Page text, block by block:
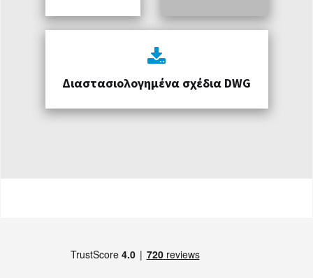
Διαστασιολογημένα σχέδια DWG